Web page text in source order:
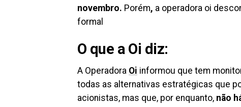
novembro. Porém, a operadora oi
formal
O que a Oi diz:
A Operadora Oi informou que tem
todas as alternativas estratégicas que
acionistas, mas que, por enquanto, não